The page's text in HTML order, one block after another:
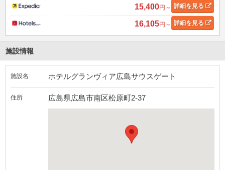
15,400円～ 詳細を見る
16,105円～ 詳細を見る
施設情報
施設名 ホテルグランヴィア広島サウスゲート
住所 広島県広島市南区松原町2-37